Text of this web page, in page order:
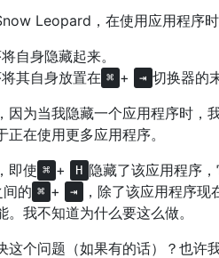
Leopard，在使用应用程序
自身隐藏起来。
其自身放置在 ⌘ + ⇥ 切换器的
因为当我隐藏一个应用程序时，
正在使用更多应用程序。
即使 ⌘ + H 隐藏了该应用程序
的 ⌘ + ⇥
，除了该应用程序
。我不知道为什么要这么做。
这个问题（如果有的话）？也许